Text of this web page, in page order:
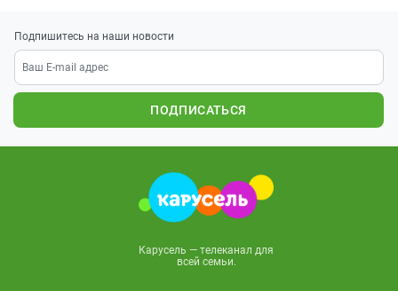
Подпишитесь на наши новости
ПОДПИСАТЬСЯ
Карусель — телеканал для
всей семьи.